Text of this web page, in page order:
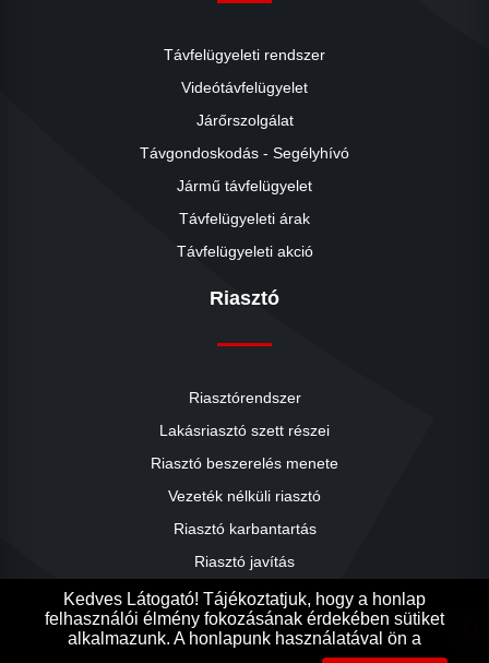
Távfelügyeleti rendszer
Videótávfelügyelet
Járőrszolgálat
Távgondoskodás - Segélyhívó
Jármű távfelügyelet
Távfelügyeleti árak
Távfelügyeleti akció
Riasztó
Riasztórendszer
Lakásriasztó szett részei
Riasztó beszerelés menete
Vezeték nélküli riasztó
Riasztó karbantartás
Riasztó javítás
Riasztók árai
Riasztó akció
Kedves Látogató! Tájékoztatjuk, hogy a honlap
felhasználói élmény fokozásának érdekében sütiket
alkalmazunk. A honlapunk használatával ön a